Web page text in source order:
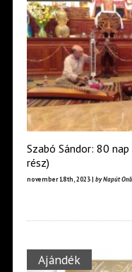
Szabó Sándor: 80
rész)
november 18th, 2023 | by Napút
Ajándék